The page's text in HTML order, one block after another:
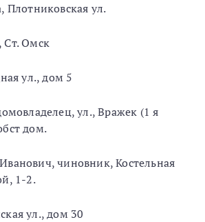
Плотниковская ул.
Ст. Омск
ул., дом 5
ул., Вражек (1 я
дом.
чиновник, Костельная
1-2.
ул., дом 30